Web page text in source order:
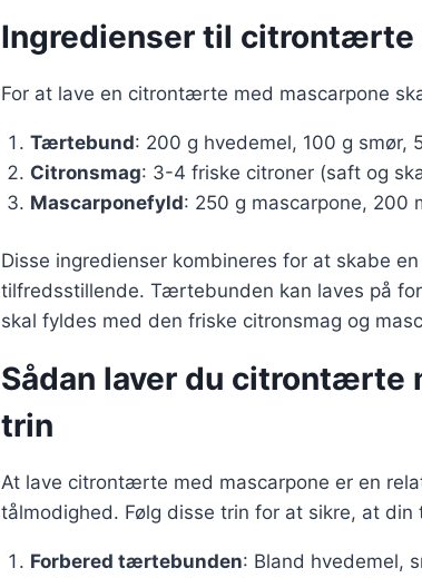
Ingredienser til citrontærte
For at lave en citrontærte med mascarpone
Tærtebund: 200 g hvedemel, 100 g smør,
Citronsmag: 3-4 friske citroner (saft og
Mascarponefyld: 250 g mascarpone, 200
Disse ingredienser kombineres for at skabe
tilfredsstillende. Tærtebunden kan laves på
skal fyldes med den friske citronsmag og
Sådan laver du citrontærte
trin
At lave citrontærte med mascarpone er en
tålmodighed. Følg disse trin for at sikre, at
Forbered tærtebunden: Bland hvedemel,